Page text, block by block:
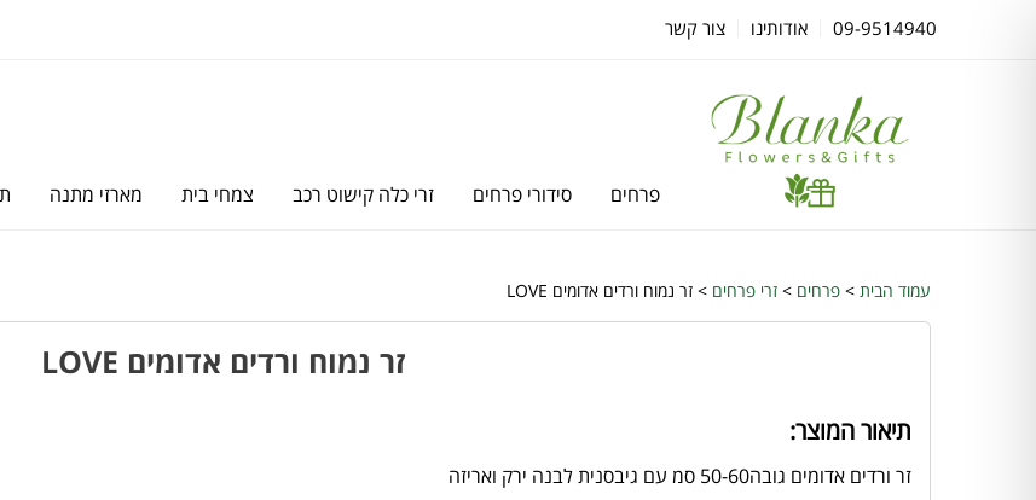
09-9514940 אודותינו צור קשר
פרחים סידורי פרחים זרי כלה קישוט רכב צמחי בית מארזי מתנה
עמוד הבית > פרחים > זרי פרחים > זר נמוח ורדים אדומים LOVE
זר נמוח ורדים אדומים LOVE
תיאור המוצר:
זר ורדים אדומים גובה50-60 סמ עם גיבסנית לבנה ירק ואריזה